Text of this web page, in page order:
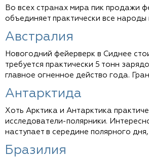
Во всех странах мира пик продажи
объединяет практически все
Австралия
Новогодний фейерверк в Сиднее
требуется практически 5 тонн
главное огненное действо года.
Антарктида
Хоть Арктика и Антарктика
исследователи-полярники.
наступает в середине полярного
Бразилия